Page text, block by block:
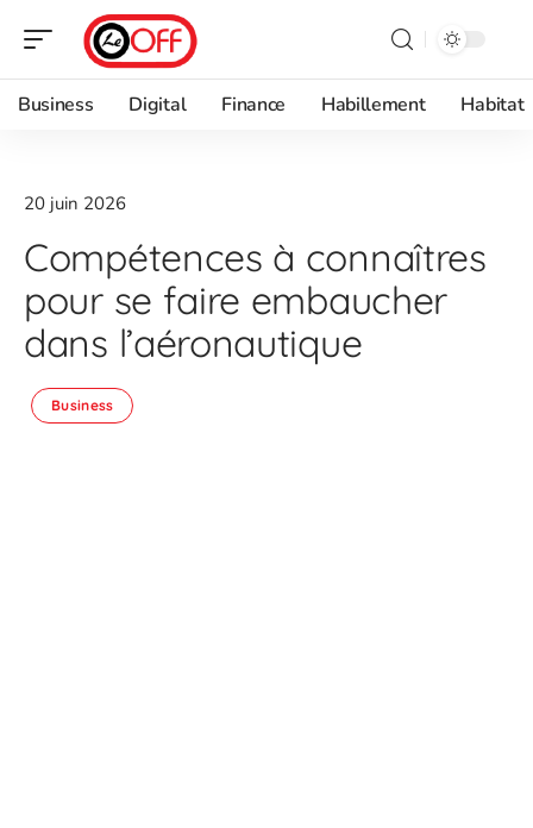
Business Digital Finance Habillement Habitat
20 juin 2026
Compétences à connaîtres
pour se faire embaucher
dans l’aéronautique
Business